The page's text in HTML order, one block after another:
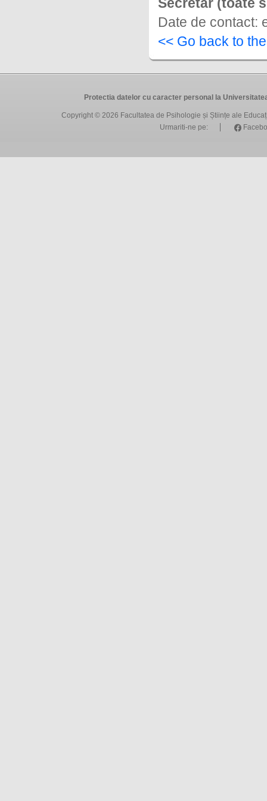
Secretar (toate
Date de contact:
<< Go back to
Protectia datelor cu caracter personal la
Copyright © 2026 Facultatea de Psihologie și Științe ale
Urmariti-ne pe: